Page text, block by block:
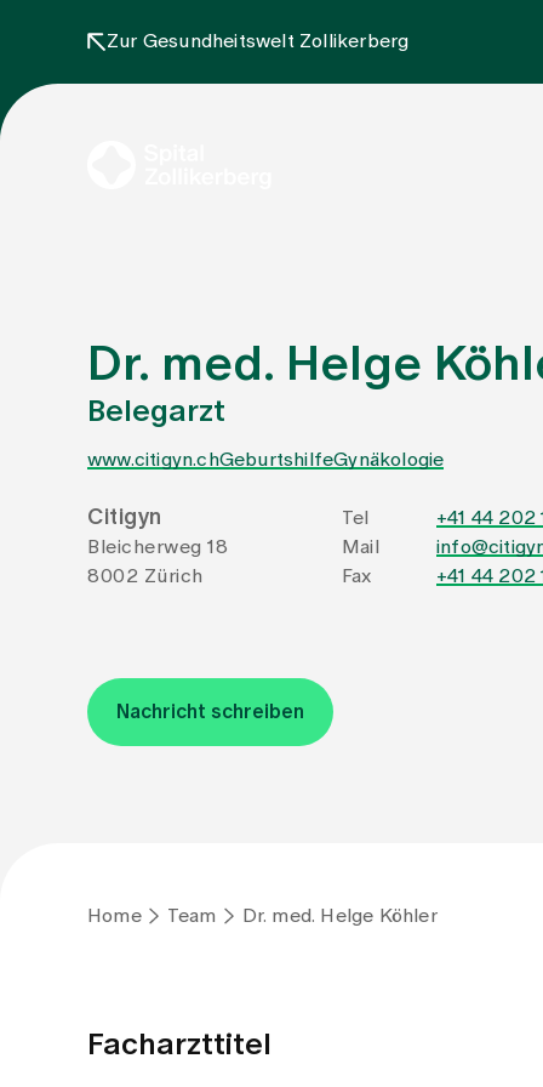
Zur Gesundheitswelt Zollikerberg
Dr. med. Helge
Belegarzt
www.citigyn.chGeburtshilfeGynäkologie
Citigyn
Bleicherweg 18
8002 Zürich
Tel
+41 44 202
Mail
Fax
+41 44 202
Nachricht schreiben
Home Team Dr. med. Helge Köhler
Facharzttitel